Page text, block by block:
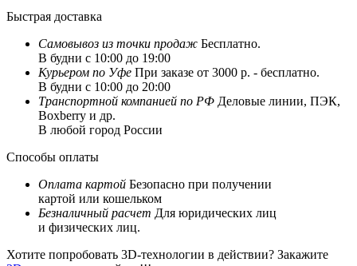
Быстрая доставка
Самовывоз из точки продаж Бесплатно.
В будни с 10:00 до 19:00
Курьером по Уфе При заказе от 3000 р. - бесплатно.
В будни с 10:00 до 20:00
Транспортной компанией по РФ Деловые линии, ПЭК,
Boxberry и др.
В любой город России
Способы оплаты
Оплата картой Безопасно при получении
картой или кошельком
Безналичный расчет Для юридических лиц
и физических лиц.
Хотите попробовать 3D-технологии в действии? Закажите